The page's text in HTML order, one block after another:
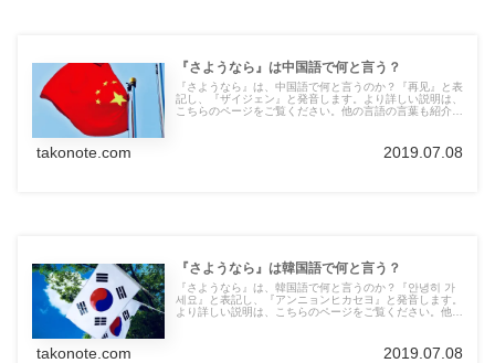
『さようなら』は中国語で何と言う？
『さようなら』は、中国語で何と言うのか？『再见』と表
記し、『ザイジェン』と発音します。より詳しい説明は、
こちらのページをご覧ください。他の言語の言葉も紹介し
takonote.com 2019.07.08
『さようなら』は韓国語で何と言う？
『さようなら』は、韓国語で何と言うのか？『안녕히 가
세요』と表記し、『アンニョンヒカセヨ』と発音します。
より詳しい説明は、こちらのページをご覧ください。他の
takonote.com 2019.07.08